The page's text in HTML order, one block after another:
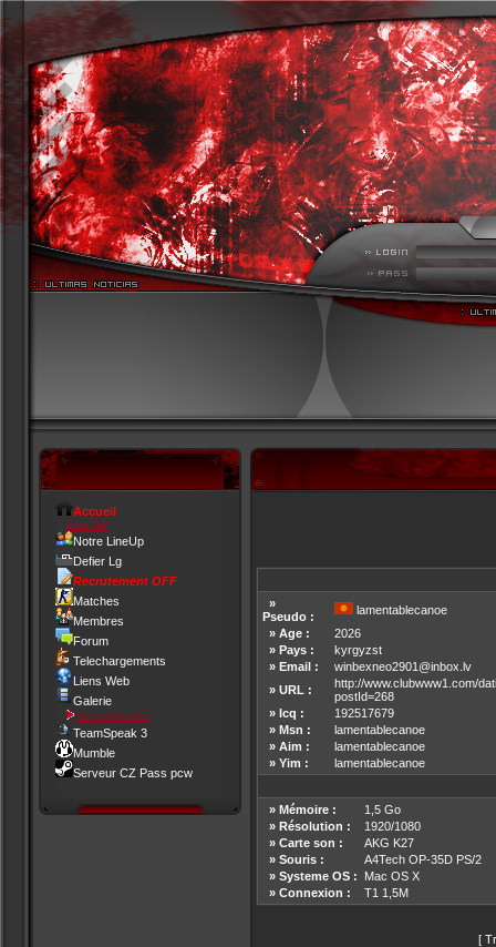
Accueil
Les fbf
Notre LineUp
Defier Lg
Recrutement OFF
Matches
Membres
Forum
Telechargements
Liens Web
Galerie
Se connecter
TeamSpeak 3
Mumble
Serveur CZ Pass pcw
»
Pseudo :
lamentablecanoe
» Age :
2026
» Pays :
kyrgyzst
» Email :
winbexneo2901@inbox.lv
» URL :
http://www.clubwww1.com/
postId=268
» Icq :
192517679
» Msn :
lamentablecanoe
» Aim :
lamentablecanoe
» Yim :
lamentablecanoe
» Mémoire :
1,5 Go
» Résolution :
1920/1080
» Carte son :
AKG K27
» Souris :
A4Tech OP-35D PS/2
» Systeme OS :
Mac OS X
» Connexion :
T1 1,5M
[